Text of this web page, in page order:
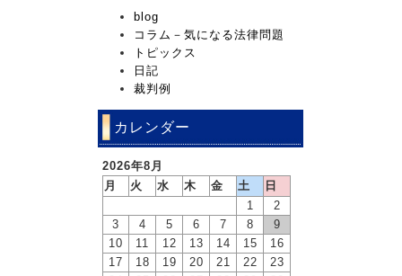
blog
コラム－気になる法律問題
トピックス
日記
裁判例
カレンダー
2026年8月
月
火 水 木 金 土
日
1
2
3
4 5 6 7 8
9
10
11 12 13 14 15
16
17
18 19 20 21 22
23